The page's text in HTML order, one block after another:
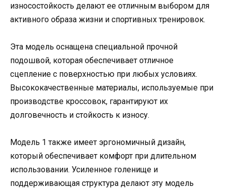
износостойкость делают ее отличным выбором для
активного образа жизни и спортивных тренировок.
Эта модель оснащена специальной прочной
подошвой, которая обеспечивает отличное
сцепление с поверхностью при любых условиях.
Высококачественные материалы, используемые при
производстве кроссовок, гарантируют их
долговечность и стойкость к износу.
Модель 1 также имеет эргономичный дизайн,
который обеспечивает комфорт при длительном
использовании. Усиленное голенище и
поддерживающая структура делают эту модель